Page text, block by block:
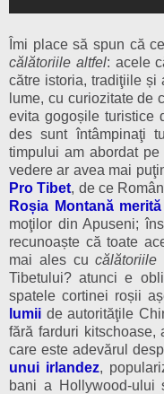
Îmi place să spun că
călătoriile altfel: acele
către istoria, tradiţiile și
lume, cu curiozitate de
evita gogoșile turistice
des sunt întâmpinaţi
timpului am abordat
vedere ar avea mai puţi
Pro Tibet, de ce
Roșia Montană
moţilor din Apuseni;
recunoaște că toate
mai ales cucălătoriile
Tibetului? atunci e
spatele cortinei roșii
lumii de autorităţile
fără farduri
care este adevărul
unui irlandez,
bani a Hollywood-ului